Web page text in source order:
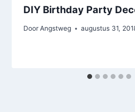
DIY Birthday Party
DoorAngstweg augustus 31,